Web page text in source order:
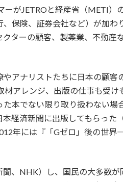
がJETROと経産省（METI）
保険、証券会社など）が加
ターの顧客、製薬業、不動産
アナリストたちに日本の顧客
アレンジ、出版の仕事も受
本でない限り取り扱わない
経済新聞に出版してもらった
年には『「Gゼロ」後の世
、NHK）し、国民の大多数